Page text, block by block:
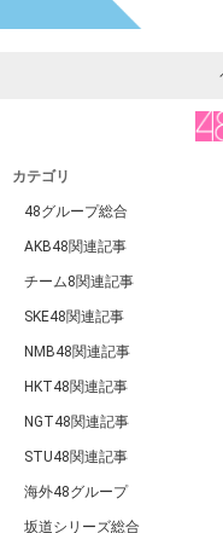
カテゴリ
48グループ総合
AKB48関連記事
チーム8関連記事
SKE48関連記事
NMB48関連記事
HKT48関連記事
NGT48関連記事
STU48関連記事
海外48グループ
坂道シリーズ総合